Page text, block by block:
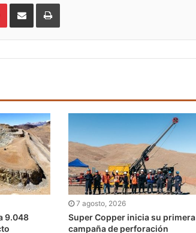
Pinterest
9.048
7 agosto, 2026
Super Copper inicia su primera
campaña de perforación